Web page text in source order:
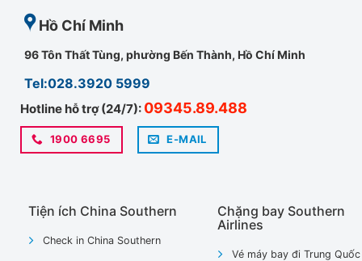
Hồ Chí Minh
96 Tôn Thất Tùng, phường Bến Thành, Hồ Chí Minh
Tel:028.3920 5999
Hotline hỗ trợ (24/7): 09345.89.488
1900 6695 E-MAIL
Tiện ích China Southern
Check in China Southern
Chặng bay Southern
Airlines
Vé máy bay đi Trung Quốc